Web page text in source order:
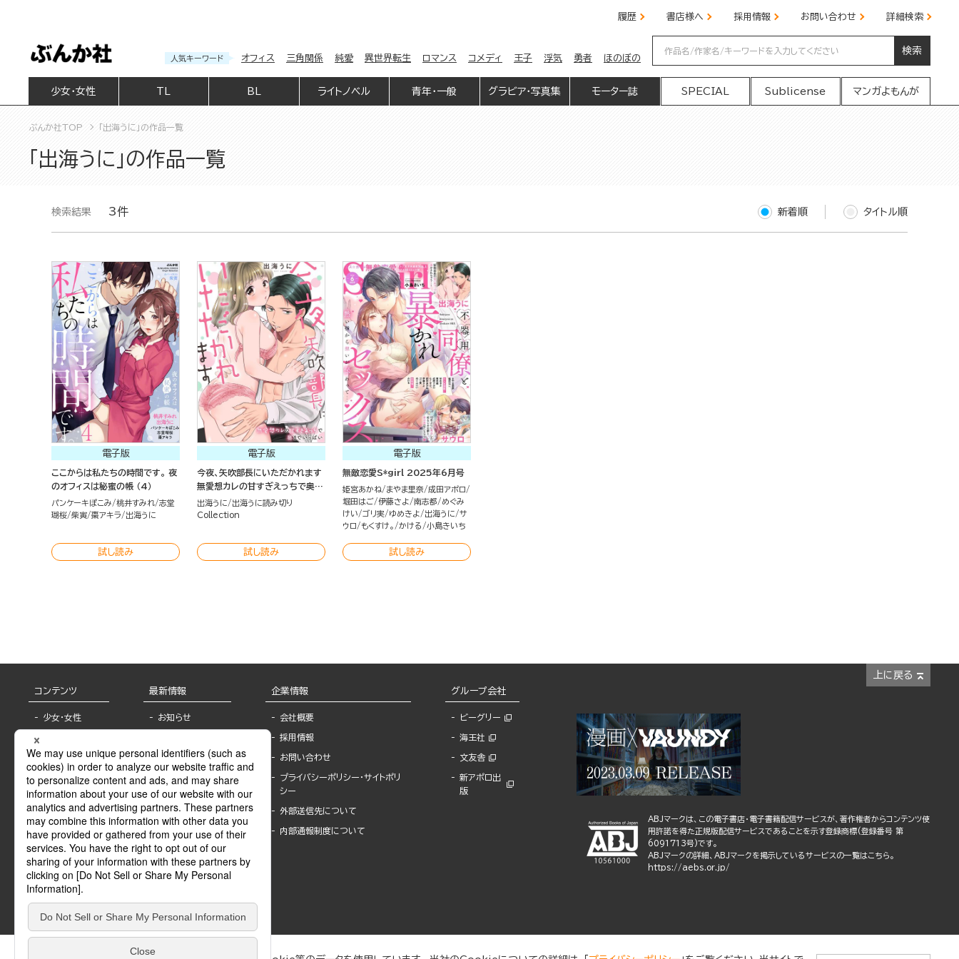
履歴 書店様へ 採用情報 お問い合わせ 詳細検索
人気キーワード オフィス 三角関係 純愛 異世界転生 ロマンス コメディ 王子 浮気 勇者 ほのぼの
検索
少女・女性 BL ライトノベル 青年・一般 グラビア・写真集 モーター誌 SPECIAL Sublicense マンガよもんが
ぶんか社TOP 「出海うに」の作品一覧
「出海うに」の作品一覧
検索結果 3件 新着順 タイトル順
電子版
ここからは私たちの時間です。 夜
のオフィスは秘蜜の帳 （4）
パンケーキぽこみ 桃井すみれ
志堂
瑚桜 柴寅 棗アキラ 出海うに
試し読み
電子版
今夜、矢吹部長にいただかれます
無愛想カレの甘すぎえっちで奥ま
でいっぱい（単話版）
出海うに
出海うに読み切り
Collection
試し読み
電子版
無敵恋愛S*girl 2025年6月号
姫宮あかね まやま里奈
成田アポロ
堀田はご 伊藤さよ 南志都
めぐみ
けい
ゴリ実 ゆめきよ 出海うに
サ
ウロ
もくすけ。 かける 小島きいち
試し読み
上に戻る
コンテンツ
少女・女性
BL
ライトノベル
青年・一般
グラビア・写真
モーター誌
SPECIAL
Sublicense
最新情報
お知らせ
報
書店様へ
海外ライセンシー
公式SNSアカウ
ント
作家一覧
Keyword list
Author list
企業情報
会社概要
採用情報
お問い合わせ
プライバシーポリシー・サイトポリ
シー
外部送信先について
内部通報制度について
グループ会社
ビーグリー
海王社
文友舎
新アポロ出
版
ABJマークは、この電子書店・電子書籍配信サービスが、著作権者からコンテンツ使
用許諾を得た正規版配信サービスであることを示す登録商標(登録番号 第
6091713号)です。
ABJマークの詳細、ABJマークを掲示しているサービスの一覧はこちら。
https://aebs.or.jp/